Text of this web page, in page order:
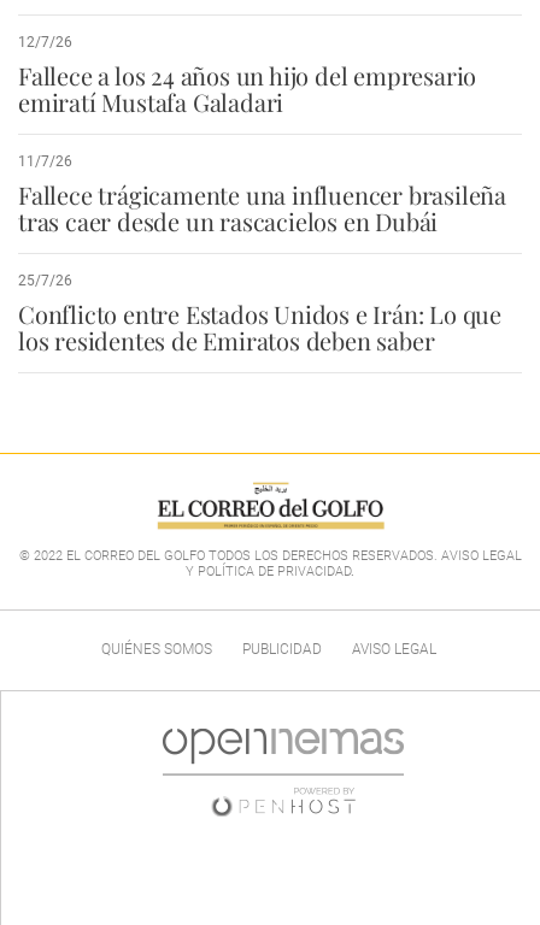
12/7/26
Fallece a los 24 años un hijo del empresario
emiratí Mustafa Galadari
11/7/26
Fallece trágicamente una influencer brasileña
tras caer desde un rascacielos en Dubái
25/7/26
Conflicto entre Estados Unidos e Irán: Lo que
los residentes de Emiratos deben saber
© 2022 EL CORREO DEL GOLFO TODOS LOS DERECHOS RESERVADOS. AVISO LEGAL
Y POLÍTICA DE PRIVACIDAD.
QUIÉNES SOMOS PUBLICIDAD AVISO LEGAL